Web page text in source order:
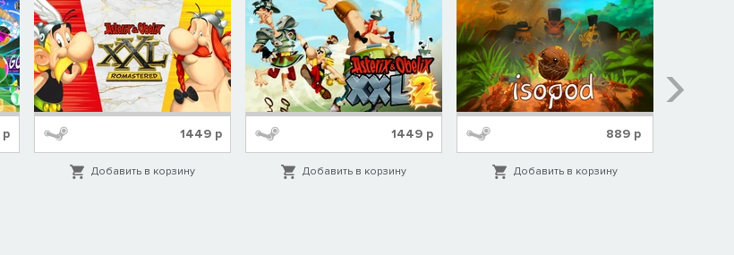
р 1449 р
Добавить в корзину
1449 р
Добавить в корзину
889 р
Добавить в корзину